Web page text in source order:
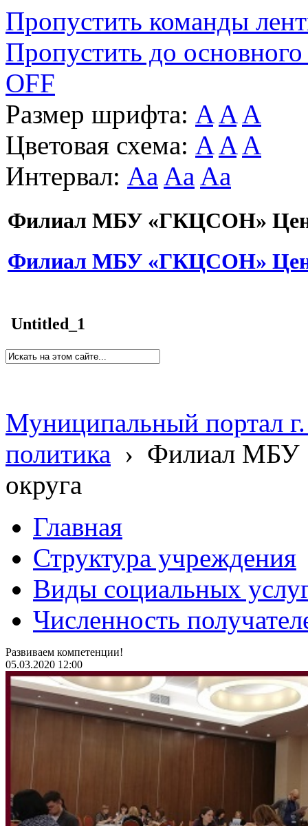
Пропустить команды
Пропустить до основного
OFF
Размер шрифта: A A A
Цветовая схема: A A A
Интервал: Aa Aa Aa
Филиал МБУ «ГКЦСОН»
Филиал МБУ «ГКЦСОН»
Untitled_1
Муниципальный портал
политика › Филиал МБУ
округа
Главная
Структура учреждения
Виды социальных
Численность
Развиваем компетенции!
05.03.2020 12:00